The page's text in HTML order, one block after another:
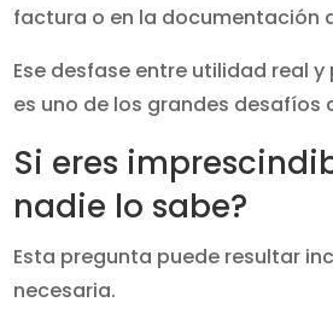
factura o en la documentación
Ese desfase entre utilidad real
es uno de los grandes desafíos
Si eres
nadie lo sabe?
Esta pregunta puede resultar
necesaria.